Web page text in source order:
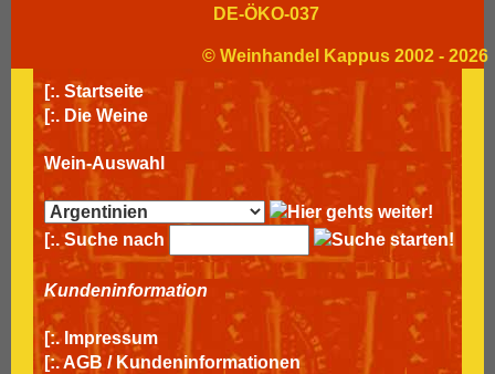
DE-ÖKO-037
© Weinhandel Kappus 2002 - 2026
[:. Startseite
[:. Die Weine
Wein-Auswahl
[:. Suche nach
Kundeninformation
[:. Impressum
[:.AGB / Kundeninformationen